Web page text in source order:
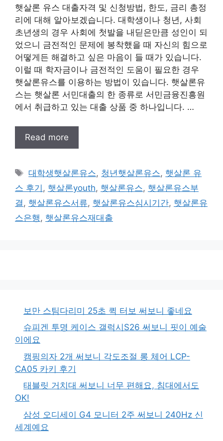
햇살론 유스 대출자격 및 신청방법, 한도, 금리 총정
리에 대해 알아보겠습니다. 대학생이나 청년, 사회
초년생의 경우 사회에 첫발을 내딛은만큼 성인이 되
었으니 금전적인 문제에 봉착했을 때 자신의 힘으로
어떻게든 해결하고 싶은 마음이 들 때가 있습니다.
이럴 때 학자금이나 금전적인 도움이 필요한 경우
햇살론유스를 이용하는 방법이 있습니다. 햇살론유
스는 햇살론 서민대출의 한 종류로 서민금융진흥원
에서 취급하고 있는 대출 상품 중 하나입니다. …
Read more
태
그
대학생햇살론유스, 청년햇살론유스, 햇살론 유
스 후기 , 햇살론youth, 햇살론유스, 햇살론유스부
결 , 햇살론유스서류, 햇살론유스심시기간, 햇살론유
스은행 , 햇살론유스재대출
보만 스팀다리미 25초 퀵 터보 써보니 좋네요
슈피겐 투명 케이스 갤럭시S26 써보니 핏이 예술
이에요
캠핑의자 2개 써보니 각도조절 롱 체어 LCP-
CA05 카키 후기
태블릿 거치대 써보니 너무 편해요, 침대에서도
OK!
삼성 오디세이 G4 모니터 2주 써보니 240Hz 신
세계예요